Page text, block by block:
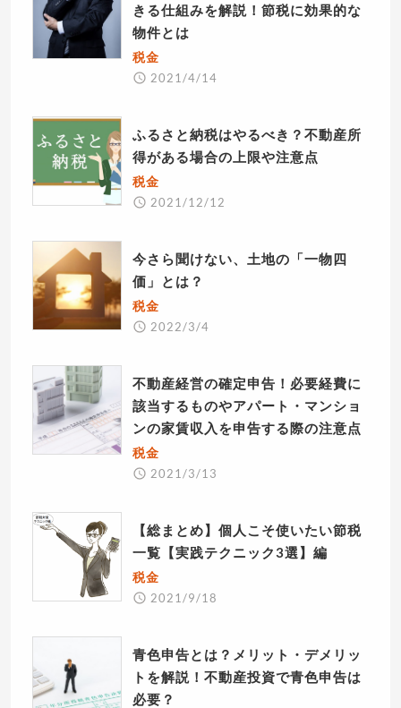
きる仕組みを解説！節税に効果的な
物件とは
税金
2021/4/14
ふるさと納税はやるべき？不動産所
得がある場合の上限や注意点
税金
2021/12/12
今さら聞けない、土地の「一物四
価」とは？
税金
2022/3/4
不動産経営の確定申告！必要経費に
該当するものやアパート・マンショ
ンの家賃収入を申告する際の注意点
税金
2021/3/13
【総まとめ】個人こそ使いたい節税
一覧【実践テクニック3選】編
税金
2021/9/18
青色申告とは？メリット・デメリッ
トを解説！不動産投資で青色申告は
必要？